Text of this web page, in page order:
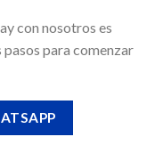
con nosotros es
para comenzar